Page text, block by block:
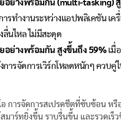
อย่างพร้อมกัน (multi-tasking)
รทำงานระหว่างแอปพลิเคชัน เค
ลื่นไหล ไม่มีสะดุด
อย่างพร้อมกัน สูงขึ้นถึง 59%เมื่
ารจัดการเวิร์กโหลดหนักๆ ควบคู่
อ การจัดการสเปรดชีตที่ซับซ้อน ห
าร์ทยิ่งขึ้น ราบรื่นขึ้น และรวดเร็